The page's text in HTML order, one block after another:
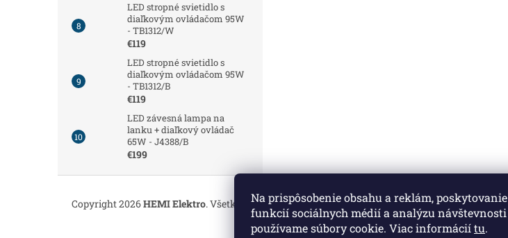
Na prispôsobenie obsahu a reklám, poskytovanie
funkcií sociálnych médií a analýzu návštevnosti
používame súbory cookie. Viac informáciítu.
LED stropné svietidlo s
diaľkovým ovládačom 95W
- TB1312/W
€119
LED stropné svietidlo s
diaľkovým ovládačom 95W
- TB1312/B
€119
LED závesná lampa na
lanku + diaľkový ovládač
65W - J4388/B
€199
Copyright 2026HEMI Elektro. Všetky práva vyhradené.Upraviť nastavenie cookies